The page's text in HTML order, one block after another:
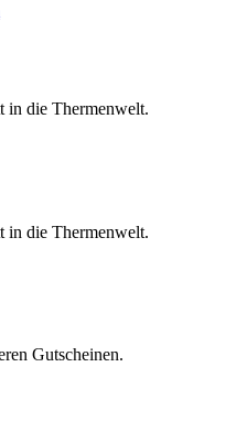
in die Thermenwelt.
in die Thermenwelt.
Gutscheinen.